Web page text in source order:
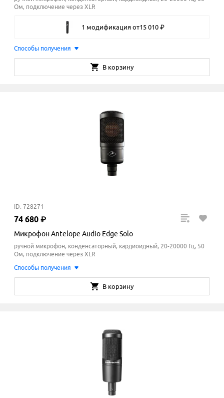
Ом, подключение через XLR
1 модификация от15 010 ₽
Способы получения
В корзину
ID: 728271
74 680 ₽
Микрофон Antelope Audio Edge Solo
ручной микрофон, конденсаторный, кардиоидный, 20-20000 Гц, 50
Ом, подключение через XLR
Способы получения
В корзину